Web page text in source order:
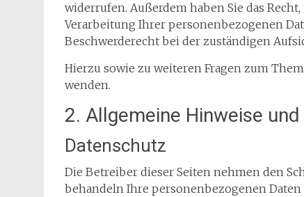
widerrufen. Außerdem haben Sie das
Verarbeitung Ihrer personenbezogenen
Beschwerderecht bei der zuständigen
Hierzu sowie zu weiteren Fragen zum
wenden.
2. Allgemeine Hinweise
Datenschutz
Die Betreiber dieser Seiten nehmen den
behandeln Ihre personenbezogenen